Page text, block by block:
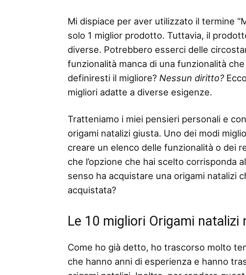
Mi dispiace per aver utilizzato il termine
solo 1 miglior prodotto. Tuttavia, il
diverse. Potrebbero esserci delle
funzionalità manca di una funzionalità
definiresti il ​​migliore? Nessun diritto?
migliori adatte a diverse esigenze.
Tratteniamo i miei pensieri personali e
origami natalizi giusta. Uno dei modi
creare un elenco delle funzionalità o dei
che l’opzione che hai scelto corrisponda
senso ha acquistare una origami natalizi
acquistata?
Le 10 migliori Origami
Come ho già detto, ho trascorso molto
che hanno anni di esperienza e hanno